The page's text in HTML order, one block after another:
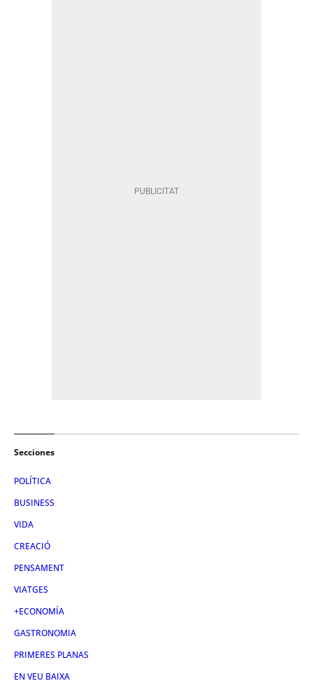
Secciones
POLÍTICA
BUSINESS
VIDA
CREACIÓ
PENSAMENT
VIATGES
+ECONOMÍA
GASTRONOMIA
PRIMERES PLANAS
EN VEU BAIXA